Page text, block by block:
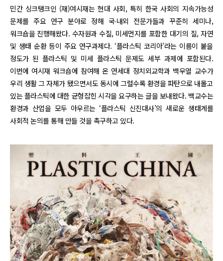
민간 싱크탱크인 (재)여시재는 현대 사회, 특히 한국 사회의 지속가능성
문제를 주요 연구 분야로 정해 국∙내외 전문가들과 꾸준히 세미나,
워크숍을 진행해왔다. 수자원과 수질, 미세먼지를 포함한 대기의 질, 자연
및 생태 순환 등이 주요 연구과제다. ‘플라스틱 코리아’라는 이름이 붙을
정도가 된 플라스틱 및 미세 플라스틱 문제도 세부 과제에 포함된다.
이번에 여시재 워크숍에 참여해 온 연세대 정치외교학과 백우열 교수가
우리 생활 그 자체가 됐으면서도 동시에 그럴수록 환경을 파탄으로 내몰고
있는 플라스틱에 대한 균형잡힌 시각을 요구하는 글을 보내왔다. 백교수는
환경과 산업을 모두 아우르는 ‘플라스틱 신진대사’의 새로운 생태계를
사회적 논의를 통해 만들 것을 촉구하고 있다.